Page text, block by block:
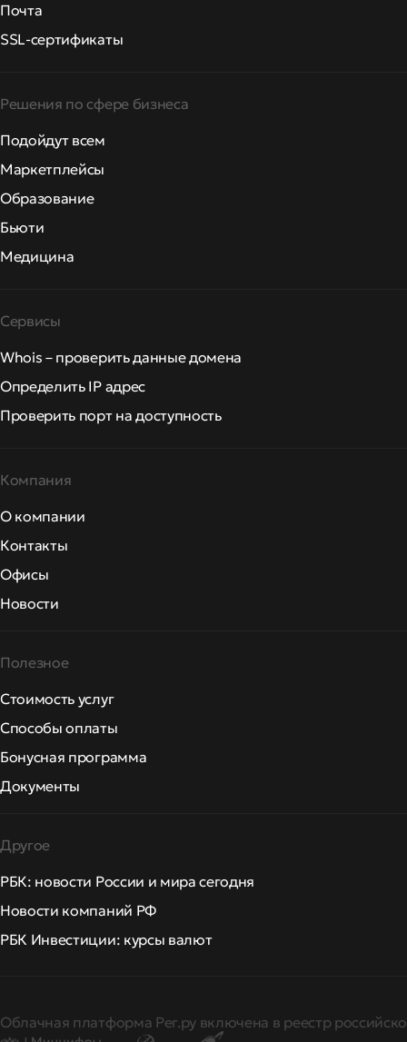
Почта
SSL-сертификаты
Решения по сфере бизнеса
Подойдут всем
Маркетплейсы
Образование
Бьюти
Медицина
Сервисы
Whois – проверить данные домена
Определить IP адрес
Проверить порт на доступность
Компания
О компании
Контакты
Офисы
Новости
Полезное
Стоимость услуг
Способы оплаты
Бонусная программа
Документы
Другое
РБК: новости России и мира сегодня
Новости компаний РФ
РБК Инвестиции: курсы валют
Облачная платформа Рег.ру включена в реестр